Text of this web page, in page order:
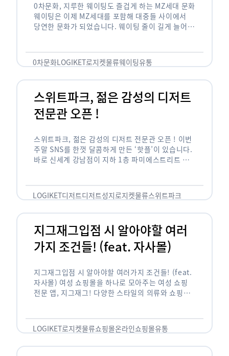
0차문화, 지루한 웨이팅도 즐겁게 하는 MZ세대 문화
웨이팅은 이제 MZ세대를 포함해 대중들 사이에서
당연한 문화가 되었습니다. 웨이팅 줄이 길게 늘어서
0차문화LOGIKET로지켓물류웨이팅유통
스위트파크, 젊은 감성의 디저트
전문관 오픈 !
스위트파크, 젊은 감성의 디저트 전문관 오픈 ! 이번
주말 SNS를 한껏 달콤하게 만든 ‘핫플’이 있습니다.
바로 신세계 강남점이 지하 1층 파미에스트리트 분
LOGIKET디저트디저트성지로지켓물류스위트파크
지그재그입점 시 알아야할 여러
가지 조건들! (feat. 자사몰)
지그재그입점 시 알아야할 여러가지 조건들! (feat.
자사몰) 여성 쇼핑몰을 하나로 모아주는 여성 쇼핑
전문 앱, 지그재그! 다양한 스타일의 의류와 쇼핑몰
LOGIKET로지켓물류쇼핑몰온라인쇼핑몰유통